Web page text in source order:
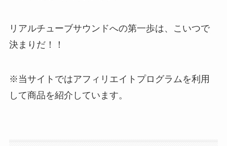
リアルチューブサウンドへの第一歩は、こいつで
決まりだ！！
※当サイトではアフィリエイトプログラムを利用
して商品を紹介しています。